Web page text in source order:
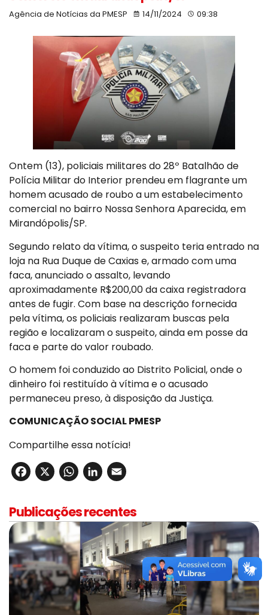
Agência de Notícias da PMESP 14/11/2024 09:38
Ontem (13), policiais militares do 28º Batalhão de
Polícia Militar do Interior prendeu em flagrante um
homem acusado de roubo a um estabelecimento
comercial no bairro Nossa Senhora Aparecida, em
Mirandópolis/SP.
Segundo relato da vítima, o suspeito teria entrado na
loja na Rua Duque de Caxias e, armado com uma
faca, anunciado o assalto, levando
aproximadamente R$200,00 da caixa registradora
antes de fugir. Com base na descrição fornecida
pela vítima, os policiais realizaram buscas pela
região e localizaram o suspeito, ainda em posse da
faca e parte do valor roubado.
O homem foi conduzido ao Distrito Policial, onde o
dinheiro foi restituído à vítima e o acusado
permaneceu preso, à disposição da Justiça.
COMUNICAÇÃO SOCIAL PMESP
Compartilhe essa notícia!
Facebook
X WhatsApp
LinkedIn
Publicações recentes